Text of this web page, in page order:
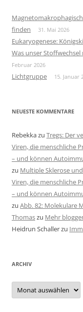
finden
31. Mai 2026
Eukaryogenese:
Was unser
Februar 2026
Lichtgruppe 15. Januar
NEUESTE KOMMENTARE
Rebekkazu Tregs: Der
Viren, die menschliche
– und können
zu Multiple Sklerose
Viren, die menschliche
– und können
zu Abb. 82: Molekulare
Thomaszu Mehr
Heidrun Schallerzu
ARCHIV
Archiv